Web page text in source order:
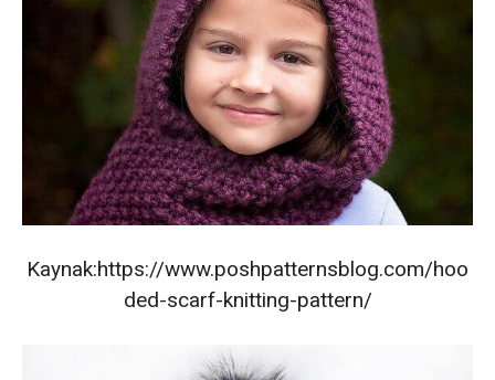
Kaynak:https://www.poshpatternsblog.com/hoo
ded-scarf-knitting-pattern/